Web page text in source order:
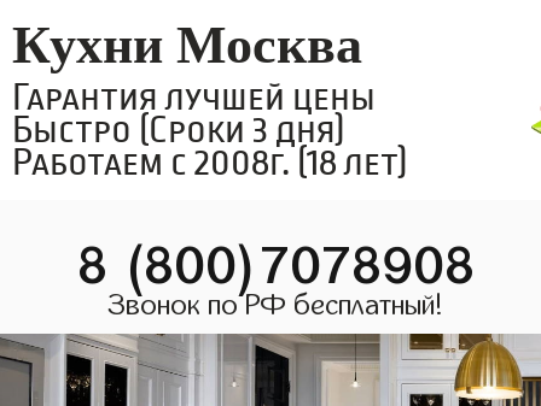
Кухни Москва
Гарантия лучшей цены
Быстро (Сроки 3 дня)
Работаем с 2008г. (18 лет)
8 (800)7078908
Звонок по РФ бесплатный!